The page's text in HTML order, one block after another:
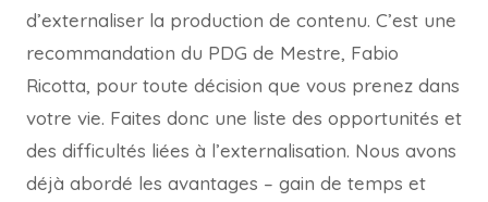
d’externaliser la production de contenu. C’est une
recommandation du PDG de Mestre, Fabio
Ricotta, pour toute décision que vous prenez dans
votre vie. Faites donc une liste des opportunités et
des difficultés liées à l’externalisation. Nous avons
déjà abordé les avantages – gain de temps et